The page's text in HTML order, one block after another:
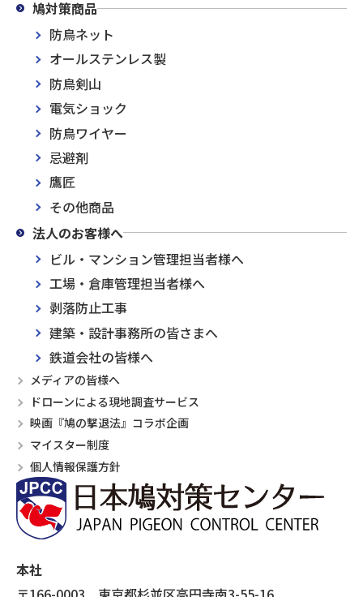
本社
鳩対策商品
防鳥ネット
オールステンレス製
防鳥剣山
電気ショック
防鳥ワイヤー
忌避剤
鷹匠
その他商品
法人のお客様へ
ビル・マンション管理担当者様へ
工場・倉庫管理担当者様へ
剥落防止工事
建築・設計事務所の皆さまへ
鉄道会社の皆様へ
メディアの皆様へ
ドローンによる現地調査サービス
映画『鳩の撃退法』コラボ企画
マイスター制度
個人情報保護方針